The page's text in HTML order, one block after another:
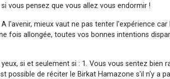
si vous pensez que vous allez vous endormir !
A l'avenir, mieux vaut ne pas tenter l'expérience
fois allongée, toutes vos bonnes intentions
si et seulement si : 1. Vous vous sentez bien
possible de réciter le Birkat Hamazone s'il n'y a